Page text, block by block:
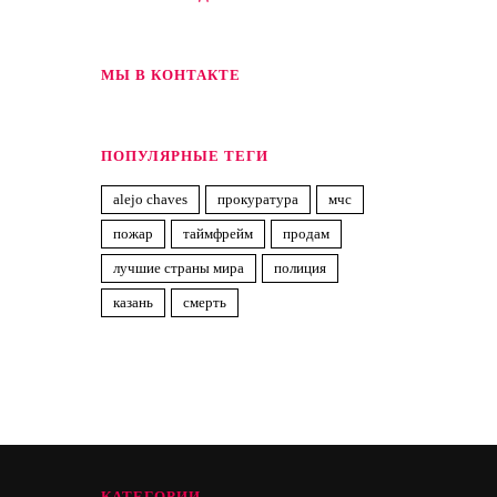
МЫ В КОНТАКТЕ
ПОПУЛЯРНЫЕ ТЕГИ
alejo chaves прокуратура мчс
пожар таймфрейм продам
лучшие страны мира полиция
казань смерть